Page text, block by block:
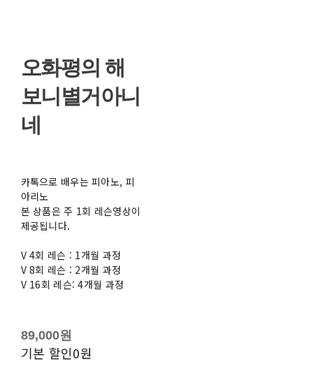
오화평의 해
보니별거아니
네
카톡으로 배우는 피아노, 피
아리노
본 상품은 주 1회 레슨영상이
제공됩니다.
V 4회 레슨 : 1개월 과정
V 8회 레슨 : 2개월 과정
V 16회 레슨: 4개월 과정
89,000원
기본 할인0원